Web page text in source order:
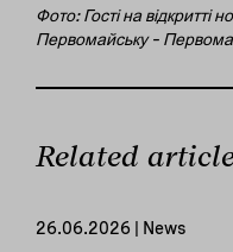
Фото: Гості на відкритті
Первомайську –
Related
26.06.2026 | News